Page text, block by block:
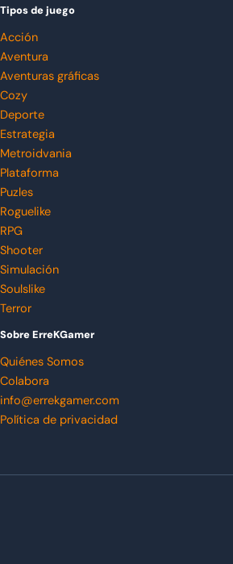
Tipos de juego
Acción
Aventura
Aventuras gráficas
Cozy
Deporte
Estrategia
Metroidvania
Plataforma
Puzles
Roguelike
RPG
Shooter
Simulación
Soulslike
Terror
Sobre ErreKGamer
Quiénes Somos
Colabora
info@errekgamer.com
Política de privacidad